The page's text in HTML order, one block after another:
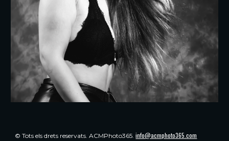
© Tots els drets reservats.ACMPhoto365. info@acmphoto365.com